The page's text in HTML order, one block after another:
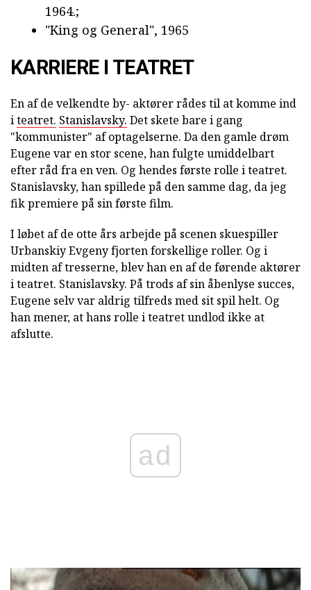
1964.;
"King og General", 1965
KARRIERE I TEATRET
En af de velkendte by- aktører rådes til at komme ind
iteatret. Stanislavsky. Det skete bare i gang
"kommunister" af optagelserne. Da den gamle drøm
Eugene var en stor scene, han fulgte umiddelbart
efter råd fra en ven. Og hendes første rolle i teatret.
Stanislavsky, han spillede på den samme dag, da jeg
fik premiere på sin første film.
I løbet af de otte års arbejde på scenen skuespiller
Urbanskiy Evgeny fjorten forskellige roller. Og i
midten af tresserne, blev han en af de førende aktører
i teatret. Stanislavsky. På trods af sin åbenlyse succes,
Eugene selv var aldrig tilfreds med sit spil helt. Og
han mener, at hans rolle i teatret undlod ikke at
afslutte.
ad